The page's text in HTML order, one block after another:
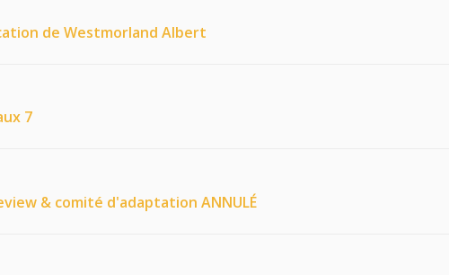
de Westmorland Albert
7
& comité d'adaptation ANNULÉ